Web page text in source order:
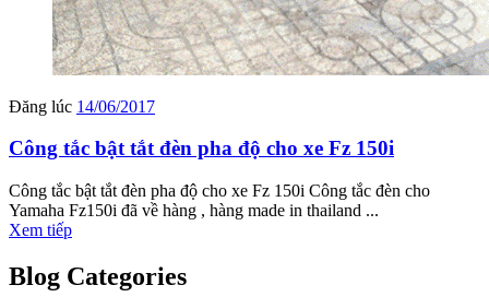
Đăng lúc 14/06/2017
Công tắc bật tắt đèn pha độ cho xe Fz 150i
Công tắc bật tắt đèn pha độ cho xe Fz 150i Công tắc đèn cho
Yamaha Fz150i đã về hàng , hàng made in thailand ...
Xem tiếp
Blog Categories